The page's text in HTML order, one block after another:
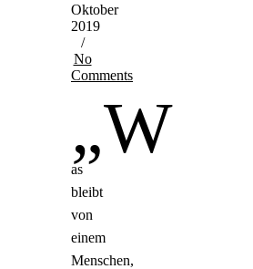
Oktober
2019
/
No
Comments
„W
as
bleibt
von
einem
Menschen,